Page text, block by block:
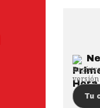
versión